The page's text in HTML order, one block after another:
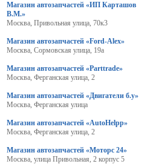
Магазин автозапчастей «ИП Карташов
В.М.»
Москва, Привольная улица, 70к3
Магазин автозапчастей «Ford-Alex»
Москва, Сормовская улица, 19а
Магазин автозапчастей «Parttrade»
Москва, Ферганская улица, 2
Магазин автозапчастей «Двигатели б.у»
Москва, Ферганская улица
Магазин автозапчастей «AutoHelpp»
Москва, Ферганская улица, 2
Магазин автозапчастей «Моторс 24»
Москва, улица Привольная, 2 корпус 5